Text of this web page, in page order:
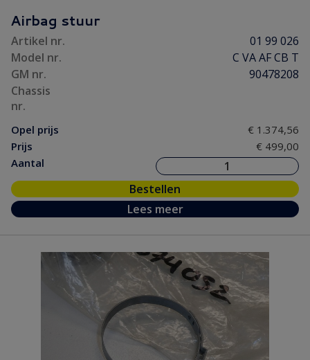
Motorpakking/ Keerring
Onderhoud
Versnelling/ Aandrijving
Ruiten/ Rubbers
Vooras/ Stuurinrichting(50)
Airbag stuur
Artikel nr.
01 99 026
Model nr.
C VA AF CB T
GM nr.
90478208
Chassis
nr.
Opel prijs
€ 1.374,56
Prijs
€ 499,00
Aantal
Bestellen
Lees meer